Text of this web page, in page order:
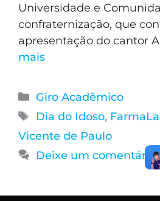
Universidade e
confraternização, que
apresentação do cantor
mais
Giro Acadêmico
Dia do Idoso,
Vicente de Paulo
Deixe um comentário